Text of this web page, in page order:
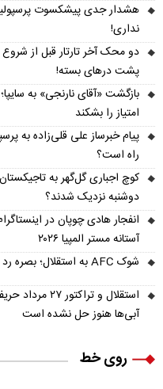
هشدار جدی پیشکسوت پرسپولیس
نداری!
دو محک آخر تارتار قبل از شروع
پشت درهای بسته!
بازگشت «آقای نارنجی» به
امتیاز را بشکند
پیام خبرساز علی قلی‌زاده به
راه است؟
کوچ اجباری گل‌گهر به
دوشنبه نزدیک شدند؟
انفجار هادی چوپان در
آستانه مستر المپیا ۲۰۲۶
شوک AFC به استقلال؛ بصره رد شد، آبی‌ها در آستانه کوچ به امارات؟
استقلال و
آبی‌ها هنوز حل نشده است
روی خط